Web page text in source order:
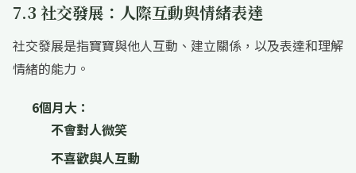
7.3 社交發展：人際互動與情緒表達
社交發展是指寶寶與他人互動、建立關係，以及表達和理解
情緒的能力。
6個月大：
不會對人微笑
不喜歡與人互動